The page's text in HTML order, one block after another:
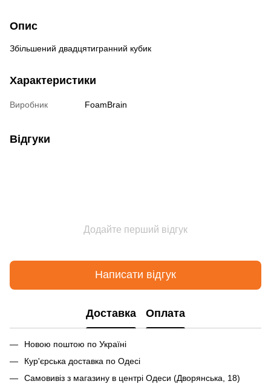
Опис
Збільшений двадцятигранний кубик
Характеристики
Виробник FoamBrain
Відгуки
Додайте перший відгук
Написати відгук
Доставка Оплата
Новою поштою по Україні
Кур'єрська доставка по Одесі
Самовивіз з магазину в центрі Одеси (Дворянська, 18)